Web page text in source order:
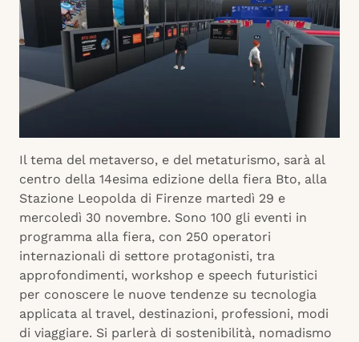
Il tema del metaverso, e del metaturismo, sarà al
centro della 14esima edizione della fiera Bto, alla
Stazione Leopolda di Firenze martedì 29 e
mercoledì 30 novembre. Sono 100 gli eventi in
programma alla fiera, con 250 operatori
internazionali di settore protagonisti, tra
approfondimenti, workshop e speech futuristici
per conoscere le nuove tendenze su tecnologia
applicata al travel, destinazioni, professioni, modi
di viaggiare. Si parlerà di sostenibilità, nomadismo